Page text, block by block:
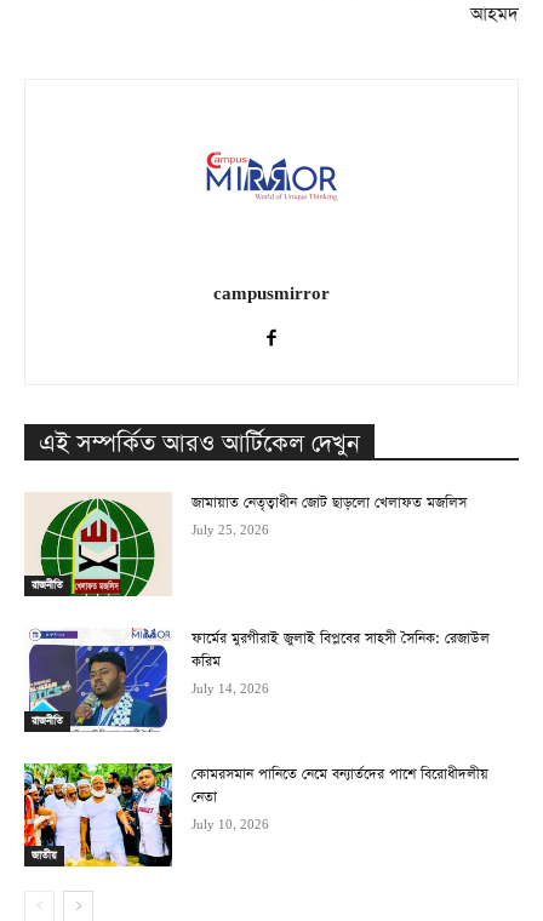
আহমদ
campusmirror
এই সম্পর্কিত আরও আর্টিকেল দেখুন
রাজনীতি
জামায়াত নেতৃত্বাধীন জোট ছাড়লো খেলাফত মজলিস
July 25, 2026
রাজনীতি
ফার্মের মুরগীরাই জুলাই বিপ্লবের সাহসী সৈনিক: রেজাউল
করিম
July 14, 2026
জাতীয়
কোমরসমান পানিতে নেমে বন্যার্তদের পাশে বিরোধীদলীয়
নেতা
July 10, 2026